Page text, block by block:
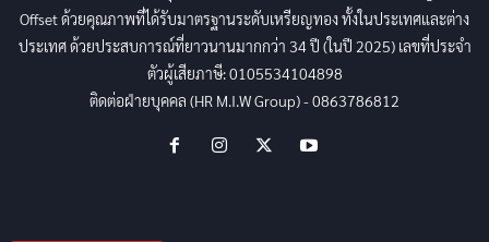
Offset ด้วยคุณภาพที่ได้รับมาตรฐานระดับเหรียญทอง ทั้งในประเทศและต่าง
ประเทศ ด้วยประสบการณ์ที่ยาวนานมากกว่า 34 ปี (ในปี 2025) เลขที่ประจำ
ตัวผู้เสียภาษี: 0105534104898
ติดต่อฝ่ายบุคคล (HR M.I.W Group) - 0863786812